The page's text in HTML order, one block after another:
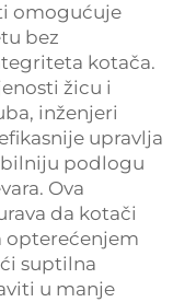
omogućuje
bez
kotača.
žicu i
inženjeri
upravlja
podlogu
Ova
da kotači
opterećenjem
suptilna
u manje